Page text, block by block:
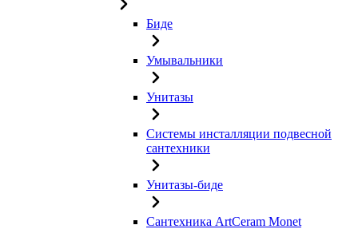
Биде
Умывальники
Унитазы
Системы инсталляции подвесной
сантехники
Унитазы-биде
Сантехника ArtCeram Monet